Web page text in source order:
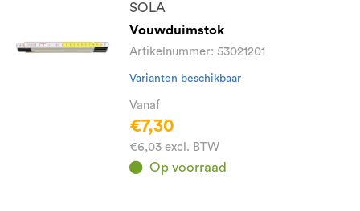
SOLA
Vouwduimstok
Artikelnummer: 53021201
Varianten beschikbaar
Vanaf
€7,30
€6,03 excl. BTW
Op voorraad